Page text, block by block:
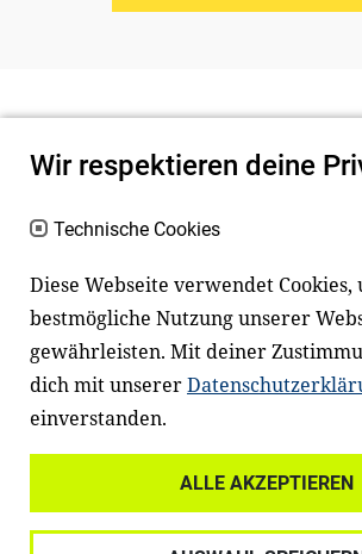
Newsletter
Facebook
Wir respektieren deine
Technische Cookies
Diese Webseite verwendet
bestmögliche Nutzung unserer
gewährleisten. Mit deiner
dich mit unserer
einverstanden.
ALLE AKZEPTIEREN